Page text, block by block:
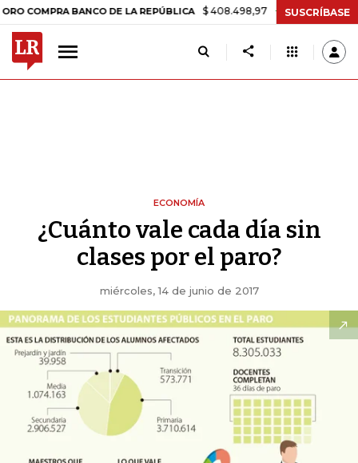
BANCO DE LA REPÚBLICA $ 408.498,97 +$ 8.753,81 +2,19%
SUSCRÍBASE
ECONOMÍA
¿Cuánto vale cada día sin
clases por el paro?
miércoles, 14 de junio de 2017